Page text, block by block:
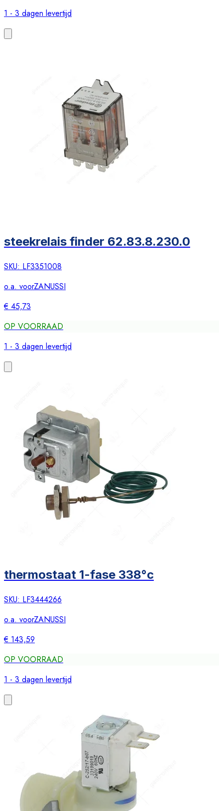
1 - 3 dagen levertijd
steekrelais finder 62.83.8.230.0
SKU: LF3351008
o.a. voorZANUSSI
€ 45,73
OP VOORRAAD
1 - 3 dagen levertijd
thermostaat 1-fase 338°c
SKU: LF3444266
o.a. voorZANUSSI
€ 143,59
OP VOORRAAD
1 - 3 dagen levertijd